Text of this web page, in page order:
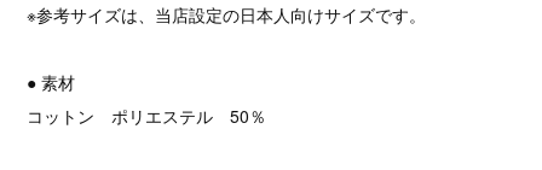
※参考サイズは、当店設定の日本人向けサイズです。
● 素材
コットン ポリエステル 50％